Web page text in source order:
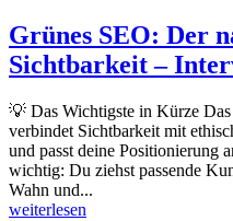
Grünes SEO: Der
Sichtbarkeit –
💡 Das Wichtigste in Kürze
verbindet Sichtbarkeit mit
und passt deine Positionierung
wichtig: Du ziehst passende
Wahn und...
weiterlesen